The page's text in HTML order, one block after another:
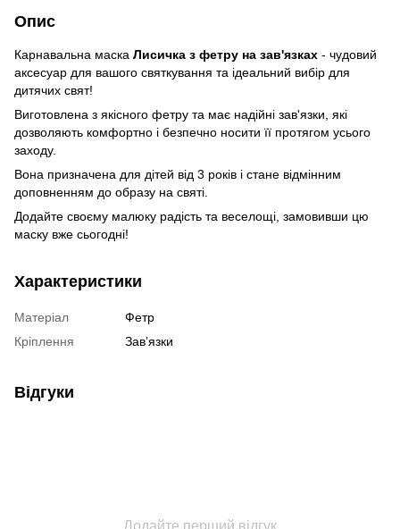
Опис
Карнавальна маска Лисичка з фетру на зав'язках - чудовий
аксесуар для вашого святкування та ідеальний вибір для
дитячих свят!
Виготовлена з якісного фетру та має надійні зав'язки, які
дозволяють комфортно і безпечно носити її протягом усього
заходу.
Вона призначена для дітей від 3 років і стане відмінним
доповненням до образу на святі.
Додайте своєму малюку радість та веселощі, замовивши цю
маску вже сьогодні!
Характеристики
Матеріал
Фетр
Кріплення
Завʼязки
Відгуки
Додайте перший відгук